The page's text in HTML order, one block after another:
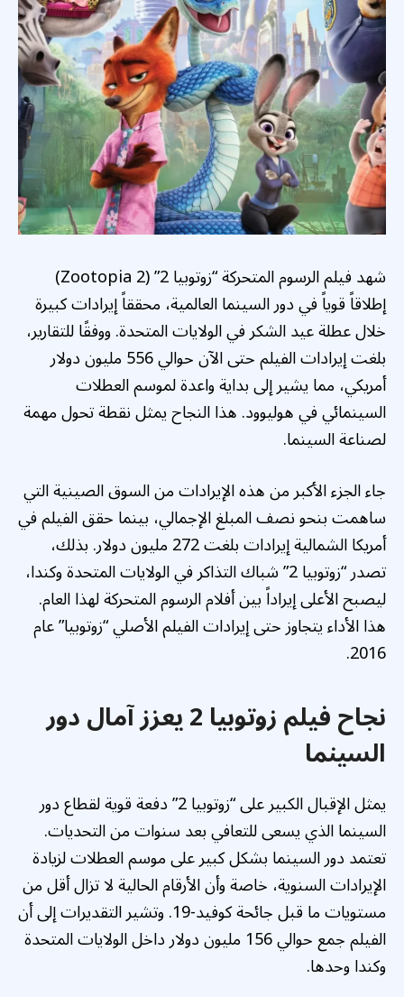
شهد فيلم الرسوم المتحركة “زوتوبيا 2” (Zootopia 2)
إطلاقاً قوياً في دور السينما العالمية، محققاً إيرادات كبيرة
خلال عطلة عيد الشكر في الولايات المتحدة. ووفقًا للتقارير،
بلغت إيرادات الفيلم حتى الآن حوالي 556 مليون دولار
أمريكي، مما يشير إلى بداية واعدة لموسم العطلات
السينمائي في هوليوود. هذا النجاح يمثل نقطة تحول مهمة
لصناعة السينما.
جاء الجزء الأكبر من هذه الإيرادات من السوق الصينية التي
ساهمت بنحو نصف المبلغ الإجمالي، بينما حقق الفيلم في
أمريكا الشمالية إيرادات بلغت 272 مليون دولار. بذلك،
تصدر “زوتوبيا 2” شباك التذاكر في الولايات المتحدة وكندا،
ليصبح الأعلى إيراداً بين أفلام الرسوم المتحركة لهذا العام.
هذا الأداء يتجاوز حتى إيرادات الفيلم الأصلي “زوتوبيا” عام
2016.
نجاح فيلم زوتوبيا 2 يعزز آمال دور
السينما
يمثل الإقبال الكبير على “زوتوبيا 2” دفعة قوية لقطاع دور
السينما الذي يسعى للتعافي بعد سنوات من التحديات.
تعتمد دور السينما بشكل كبير على موسم العطلات لزيادة
الإيرادات السنوية، خاصة وأن الأرقام الحالية لا تزال أقل من
مستويات ما قبل جائحة كوفيد-19. وتشير التقديرات إلى أن
الفيلم جمع حوالي 156 مليون دولار داخل الولايات المتحدة
وكندا وحدها.